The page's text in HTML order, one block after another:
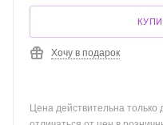
Хочу в подарок
Цена действительна